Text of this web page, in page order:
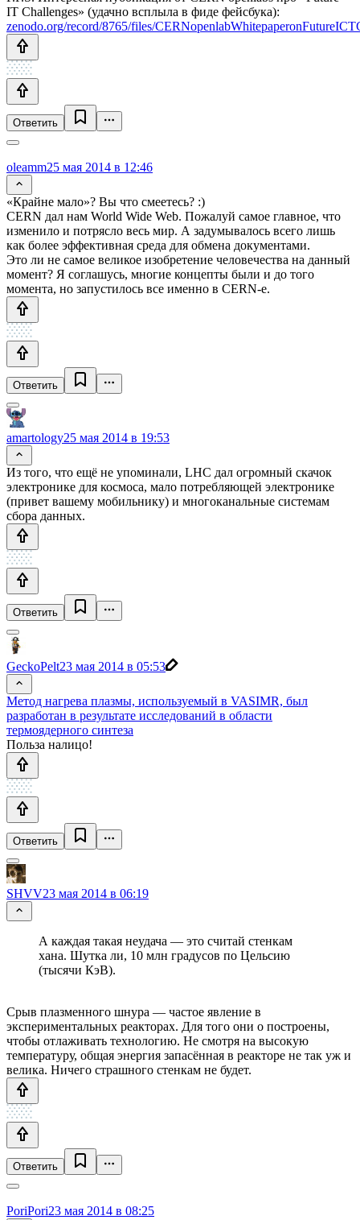
IT Challenges» (удачно всплыла в фиде фейсбука):
zenodo.org/record/8765/files/
Ответить
oleamm25 мая 2014 в 12:46
«Крайне мало»? Вы что смеетесь? :)
CERN дал нам World Wide Web. Пожалуй самое главное, что
изменило и потрясло весь мир. А задумывалось всего лишь
как более эффективная среда для обмена документами.
Это ли не самое великое изобретение человечества на данный
момент? Я соглашусь, многие концепты были и до того
момента, но запустилось все именно в CERN-е.
Ответить
amartology25 мая 2014 в 19:53
Из того, что ещё не упоминали, LHC дал огромный скачок
электронике для космоса, мало потребляющей электронике
(привет вашему мобильнику) и многоканальные системам
сбора данных.
Ответить
GeckoPelt23 мая 2014 в 05:53
Метод нагрева плазмы, используемый в VASIMR, был
разработан в результате исследований в области
термоядерного синтеза
Польза налицо!
Ответить
SHVV23 мая 2014 в 06:19
А каждая такая неудача — это считай стенкам
хана. Шутка ли, 10 млн градусов по Цельсию
(тысячи КэВ).
Срыв плазменного шнура — частое явление в
экспериментальных реакторах. Для того они о построены,
чтобы отлаживать технологию. Не смотря на высокую
температуру, общая энергия запасённая в реакторе не так уж и
велика. Ничего страшного стенкам не будет.
Ответить
PoriPori23 мая 2014 в 08:25